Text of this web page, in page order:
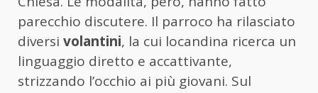
parecchio discutere. Il parroco ha rilasciato
diversi volantini, la cui locandina ricerca un
linguaggio diretto e accattivante,
strizzando l’occhio ai più giovani. Sul